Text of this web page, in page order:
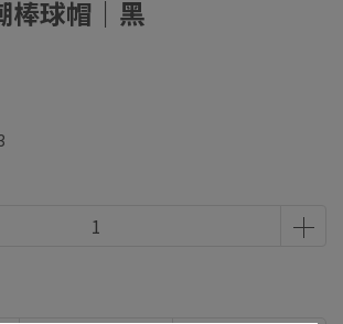
棒球帽｜黑